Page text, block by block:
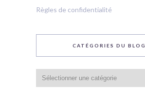
Règles de confidentialité
CATÉGORIES DU BLOG
du